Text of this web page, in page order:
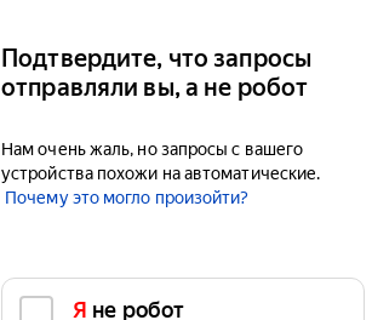
Подтвердите, что запросы
отправляли вы, а не робот
Нам очень жаль, но запросы с вашего
устройства похожи на автоматические.
Почему это могло произойти?
Я не робот